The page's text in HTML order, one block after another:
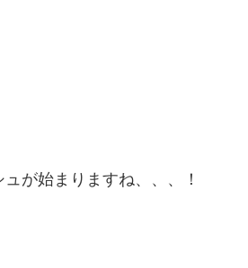
が始まりますね、、、！